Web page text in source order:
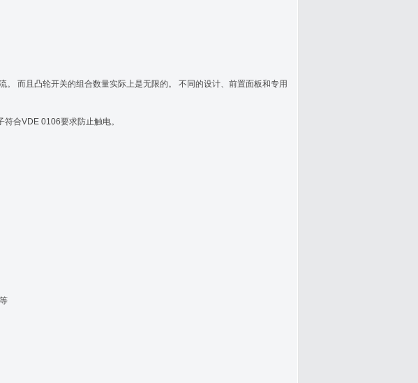
而且凸轮开关的组合数量实际上是无限的。 不同的设计、前置面板和专用
合VDE 0106要求防止触电。